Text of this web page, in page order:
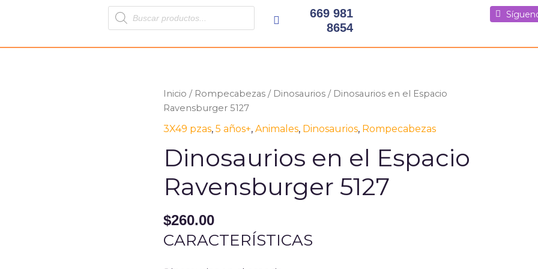
Products
search
669 981
8654
Inicio / Rompecabezas / Dinosaurios / Dinosaurios en el Espacio
Ravensburger 5127
3X49 pzas, 5 años+, Animales, Dinosaurios, Rompecabezas
Dinosaurios en el Espacio
Ravensburger 5127
$260.00
CARACTERÍSTICAS